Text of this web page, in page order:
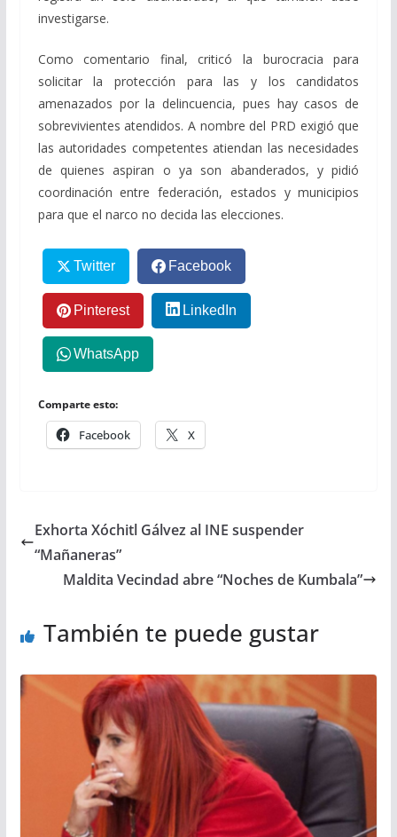
investigarse.
Como comentario final, criticó la burocracia para
solicitar la protección para las y los candidatos
amenazados por la delincuencia, pues hay casos de
sobrevivientes atendidos. A nombre del PRD exigió que
las autoridades competentes atiendan las necesidades
de quienes aspiran o ya son abanderados, y pidió
coordinación entre federación, estados y municipios
para que el narco no decida las elecciones.
Twitter Facebook
Pinterest LinkedIn
WhatsApp
Comparte esto:
Facebook X
Exhorta Xóchitl Gálvez al INE suspender
“Mañaneras”
Maldita Vecindad abre “Noches de Kumbala”
También te puede gustar